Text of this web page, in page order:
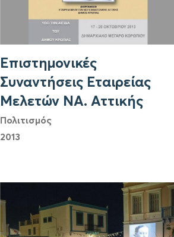
Επιστημονικές
Συναντήσεις Εταιρείας
Μελετών ΝΑ. Αττικής
Πολιτισμός
2013